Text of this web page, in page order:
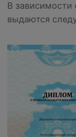
В зависимости
выдаются